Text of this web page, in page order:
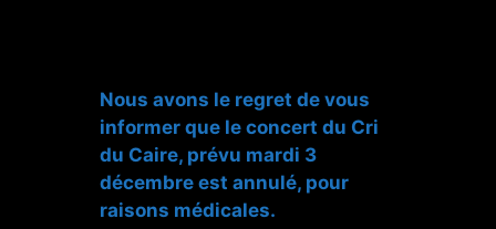
Nous avons le regret de vous
informer que le concert du Cri
du Caire, prévu mardi 3
décembre est annulé, pour
raisons médicales.